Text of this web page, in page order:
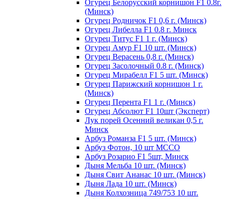
Огурец Белорусский корнишон F1 0.8г.
(Минск)
Огурец Родничок F1 0,6 г. (Минск)
Огурец Либелла F1 0.8 г. Минск
Огурец Титус F1 1 г. (Минск)
Огурец Амур F1 10 шт. (Минск)
Огурец Верасень 0,8 г. (Минск)
Огурец Засолочный 0.8 г. (Минск)
Огурец Мирабелл F1 5 шт. (Минск)
Огурец Парижский корнишон 1 г.
(Минск)
Огурец Перента F1 1 г. (Минск)
Огурец Абсолют F1 10шт (Эксперт)
Лук порей Осенний великан 0,5 г.
Минск
Арбуз Романза F1 5 шт. (Минск)
Арбуз Фотон, 10 шт МССО
Арбуз Розарио F1 5шт, Минск
Дыня Мельба 10 шт. (Минск)
Дыня Свит Ананас 10 шт. (Минск)
Дыня Лада 10 шт. (Минск)
Дыня Колхозница 749/753 10 шт.